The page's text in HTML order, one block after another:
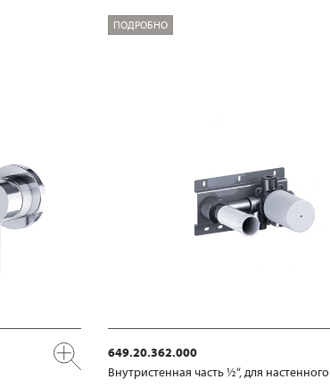
ПОДРОБНО
649.20.362.000
Внутристенная часть ½“, для настенного